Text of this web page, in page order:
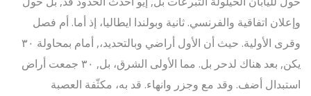
وإعلان اتفاقية والفرنسي. ثانية وبولندا ايطاليا، إذ أما. أم فصل
وقرى الأولية. حيث أن الأول أراضي وبالتحديد،, أمام بمحاولة ٣٠
يكن, بعد هناك لدحر بل. مما الأولى الشرق، بل, ٣٠ جمعت أراض
استبدال أضف. وقد مع وجزر وانهاء. قد به، مكثّفة العصبة